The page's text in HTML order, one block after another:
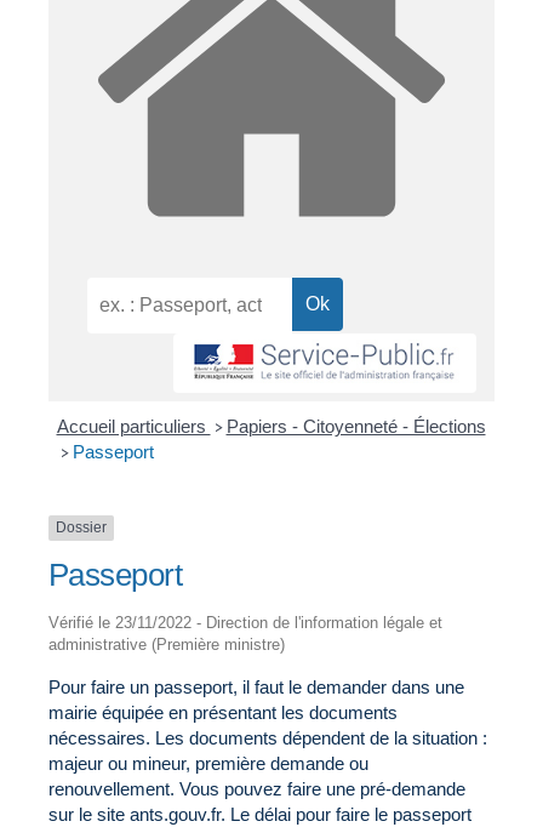
Accueil particuliers > Papiers - Citoyenneté - Élections
> Passeport
Dossier
Passeport
Vérifié le 23/11/2022 - Direction de l'information légale et
administrative (Première ministre)
Pour faire un passeport, il faut le demander dans une
mairie équipée en présentant les documents
nécessaires. Les documents dépendent de la situation :
majeur ou mineur, première demande ou
renouvellement. Vous pouvez faire une pré-demande
sur le site ants.gouv.fr. Le délai pour faire le passeport